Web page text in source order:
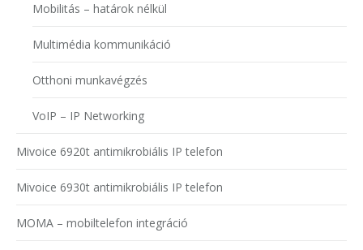
Mobilitás – határok nélkül
Multimédia kommunikáció
Otthoni munkavégzés
VoIP – IP Networking
Mivoice 6920t antimikrobiális IP telefon
Mivoice 6930t antimikrobiális IP telefon
MOMA – mobiltelefon integráció